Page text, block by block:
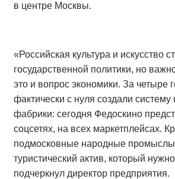
в центре Москвы.
«Российская культура и искусство
государственной политики, но
это и вопрос экономики. За четыре
фактически с нуля создали
фабрики: сегодня Федоскино
соцсетях, на всех маркетплейсах.
подмосковные народные промыслы
туристический актив, который
подчеркнул директор предприятия.